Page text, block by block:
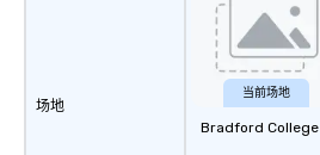
Activities and Conferences are our
easy (and “non-cringey”) way for
attendees to connect quickly —
especially those, for virtual events, at
different locations! These quick
场地
当前场地
Bradford College